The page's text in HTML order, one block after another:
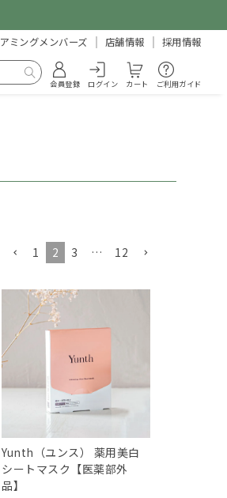
アミングメンバーズ 店舗情報 採用情報
会員登録 ログイン カート ご利用ガイド
1 2 3 … 12
Yunth（ユンス） 薬用美白
シートマスク【医薬部外
品】